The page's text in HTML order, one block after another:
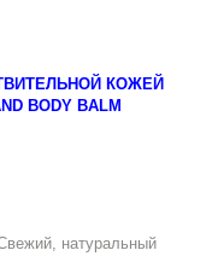
КОЖЕЙ
BODY BALM
натуральный